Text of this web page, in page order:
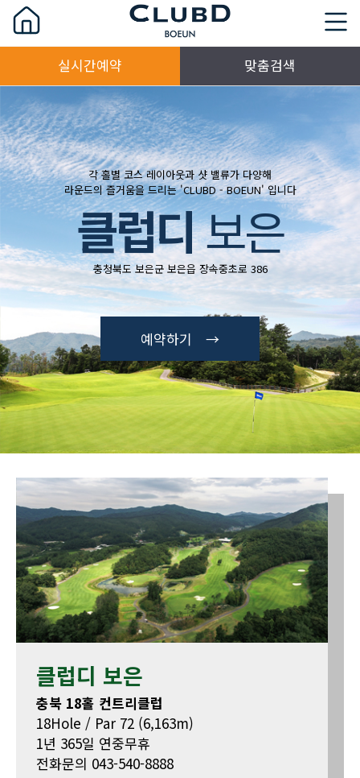
실시간예약 맞춤검색
각 홀별 코스 레이아웃과 샷 밸류가 다양해
라운드의 즐거움을 드리는 'CLUBD - BOEUN' 입니다
클럽디보은
충청북도 보은군 보은읍 장속중초로 386
예약하기 →
클럽디 보은
충북 18홀 컨트리클럽
18Hole / Par 72 (6,163m)
1년 365일 연중무휴
전화문의 043-540-8888